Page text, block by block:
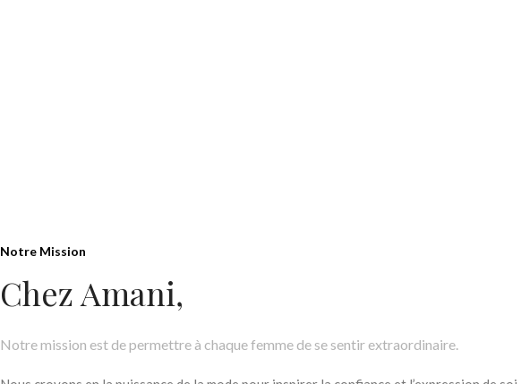
Notre Mission
Chez Amani,
Notre mission est de permettre à chaque femme de se sentir extraordinaire.